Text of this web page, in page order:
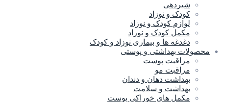
شیردهی
کودک و نوزاد
لوازم کودک و نوزاد
مکمل کودک و نوزاد
دغدغه ها و بیماری نوزاد و کودک
محصولات بهداشتی و پوستی
مراقبت پوست
مراقبت مو
بهداشت دهان و دندان
بهداشت و سلامت
مکمل های خوراکی پوست